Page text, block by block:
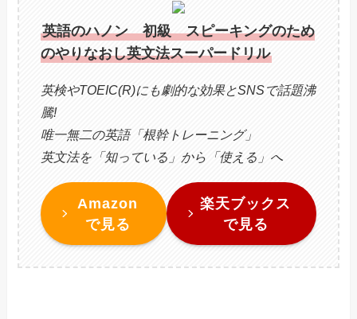
英語のハノン 初級 スピーキングのため
のやりなおし英文法スーパードリル
英検やTOEIC(R)にも劇的な効果とSNSで話題沸
騰!
唯一無二の英語「根幹トレーニング」
英文法を「知っている」から「使える」へ
Amazon
で見る
楽天ブックス
で見る